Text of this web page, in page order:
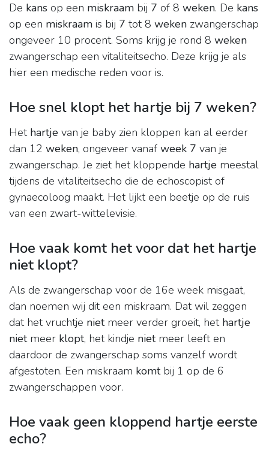
De kans op een miskraam bij 7 of 8 weken. De kans
op een miskraam is bij 7 tot 8 weken zwangerschap
ongeveer 10 procent. Soms krijg je rond 8 weken
zwangerschap een vitaliteitsecho. Deze krijg je als
hier een medische reden voor is.
Hoe snel klopt het hartje bij 7 weken?
Het hartje van je baby zien kloppen kan al eerder
dan 12 weken, ongeveer vanaf week 7 van je
zwangerschap. Je ziet het kloppende hartje meestal
tijdens de vitaliteitsecho die de echoscopist of
gynaecoloog maakt. Het lijkt een beetje op de ruis
van een zwart-wittelevisie.
Hoe vaak komt het voor dat het hartje
niet klopt?
Als de zwangerschap voor de 16e week misgaat,
dan noemen wij dit een miskraam. Dat wil zeggen
dat het vruchtje nietmeer verder groeit, het hartje
nietmeer klopt, het kindje nietmeer leeft en
daardoor de zwangerschap soms vanzelf wordt
afgestoten. Een miskraam komtbij 1 op de 6
zwangerschappen voor.
Hoe vaak geen kloppend hartje eerste
echo?